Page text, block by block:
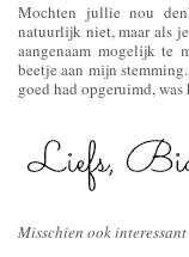
Mochten jullie nou
natuurlijk niet, maar als
aangenaam mogelijk te
beetje aan mijn
goed had opgeruimd,
Misschien ook